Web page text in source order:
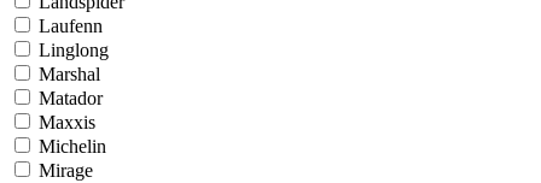
Laufenn
Linglong
Marshal
Matador
Maxxis
Michelin
Mirage